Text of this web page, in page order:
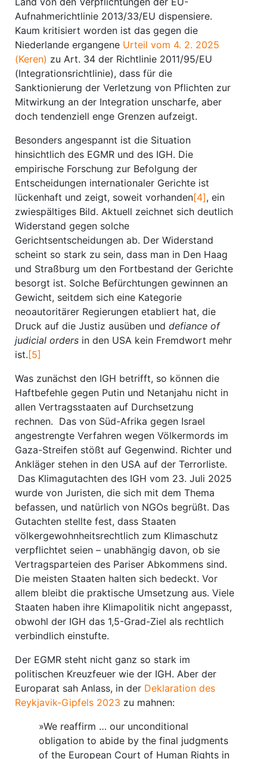
Aufnahmerichtlinie 2013/33/EU dispensiere.
Kaum kritisiert worden ist das gegen die
Niederlande ergangene Urteil vom 4. 2. 2025
(Keren) zu Art. 34 der Richtlinie 2011/95/EU
(Integrationsrichtlinie), dass für die
Sanktionierung der Verletzung von Pflichten zur
Mitwirkung an der Integration unscharfe, aber
doch tendenziell enge Grenzen aufzeigt.
Besonders angespannt ist die Situation
hinsichtlich des EGMR und des IGH. Die
empirische Forschung zur Befolgung der
Entscheidungen internationaler Gerichte ist
lückenhaft und zeigt, soweit vorhanden[4], ein
zwiespältiges Bild. Aktuell zeichnet sich deutlich
Widerstand gegen solche
Gerichtsentscheidungen ab. Der Widerstand
scheint so stark zu sein, dass man in Den Haag
und Straßburg um den Fortbestand der Gerichte
besorgt ist. Solche Befürchtungen gewinnen an
Gewicht, seitdem sich eine Kategorie
neoautoritärer Regierungen etabliert hat, die
Druck auf die Justiz ausüben und defiance of
judicial orders in den USA kein Fremdwort mehr
ist. [5]
Was zunächst den IGH betrifft, so können die
Haftbefehle gegen Putin und Netanjahu nicht in
allen Vertragsstaaten auf Durchsetzung
rechnen. Das von Süd-Afrika gegen Israel
angestrengte Verfahren wegen Völkermords im
Gaza-Streifen stößt auf Gegenwind. Richter und
Ankläger stehen in den USA auf der Terrorliste.
Das Klimagutachten des IGH vom 23. Juli 2025
wurde von Juristen, die sich mit dem Thema
befassen, und natürlich von NGOs begrüßt. Das
Gutachten stellte fest, dass Staaten
völkergewohnheitsrechtlich zum Klimaschutz
verpflichtet seien – unabhängig davon, ob sie
Vertragsparteien des Pariser Abkommens sind.
Die meisten Staaten halten sich bedeckt. Vor
allem bleibt die praktische Umsetzung aus. Viele
Staaten haben ihre Klimapolitik nicht angepasst,
obwohl der IGH das 1,5-Grad-Ziel als rechtlich
verbindlich einstufte.
Der EGMR steht nicht ganz so stark im
politischen Kreuzfeuer wie der IGH. Aber der
Europarat sah Anlass, in der Deklaration des
Reykjavik-Gipfels 2023 zu mahnen:
»We reaffirm … our unconditional
obligation to abide by the final judgments
of the European Court of Human Rights in